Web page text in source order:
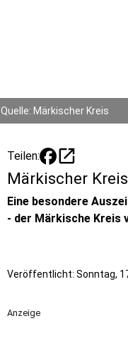
Quelle: Märkischer Kreis
Teilen: open_in_new
Märkischer
Eine besondere
- der Märkische Kreis
Veröffentlicht: Sonntag,
Anzeige